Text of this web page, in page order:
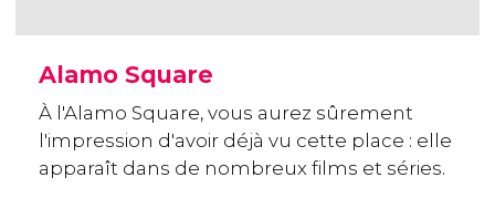
Alamo Square
À l'Alamo Square, vous aurez sûrement
l'impression d'avoir déjà vu cette place : elle
apparaît dans de nombreux films et séries.